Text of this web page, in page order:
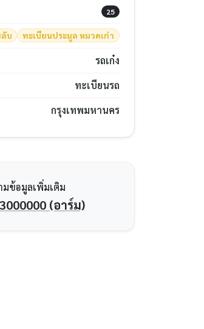
25
บ ทะเบียนประมูล หมวดเก่า
รถเก๋ง
ทะเบียนรถ
กรุงเทพมหานคร
มข้อมูลเพิ่มเติม
(อาร์ม)